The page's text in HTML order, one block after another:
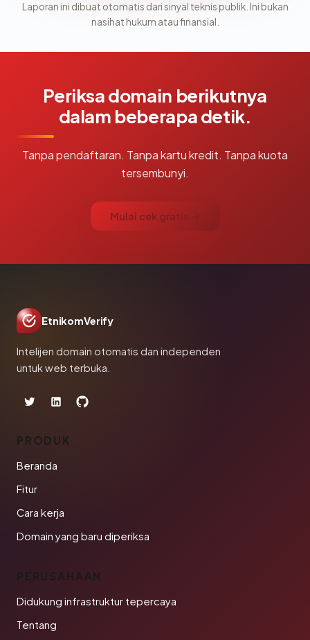
Laporan ini dibuat otomatis dari sinyal teknis publik. Ini bukan
nasihat hukum atau finansial.
Periksa domain berikutnya
dalam beberapa detik.
Tanpa pendaftaran. Tanpa kartu kredit. Tanpa kuota
tersembunyi.
Mulai cek gratis →
EtnikomVerify
Intelijen domain otomatis dan independen
untuk web terbuka.
PRODUK
Beranda
Fitur
Cara kerja
Domain yang baru diperiksa
PERUSAHAAN
Didukung infrastruktur tepercaya
Tentang